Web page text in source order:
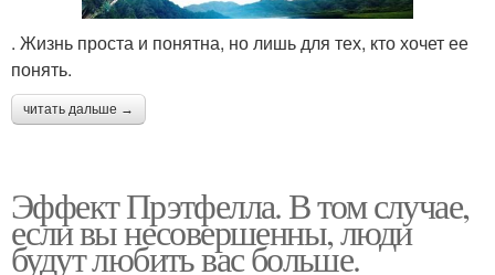
. Жизнь проста и понятна, но лишь для тех, кто хочет ее
понять.
читать дальше →
Эффект Прэтфелла. В том случае,
если вы несовершенны, люди
будут любить вас больше.